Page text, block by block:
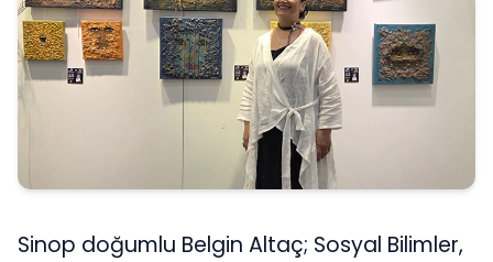
Sinop doğumlu Belgin Altaç; Sosyal Bilimler,